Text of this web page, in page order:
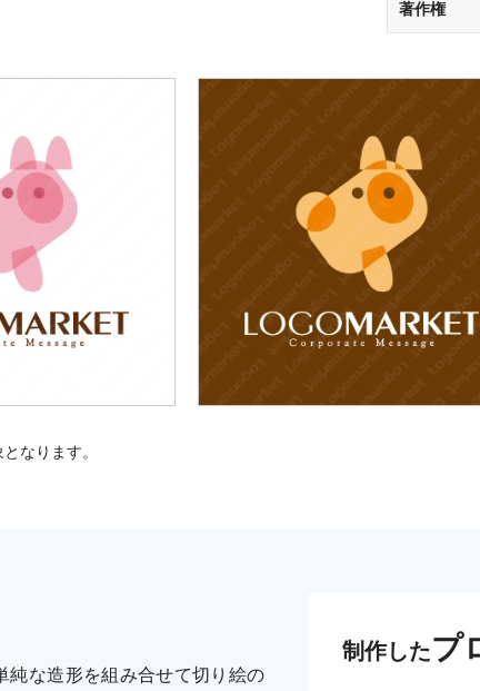
著作権
なります。
純な造形を組み合せて切り絵の
制作したプ